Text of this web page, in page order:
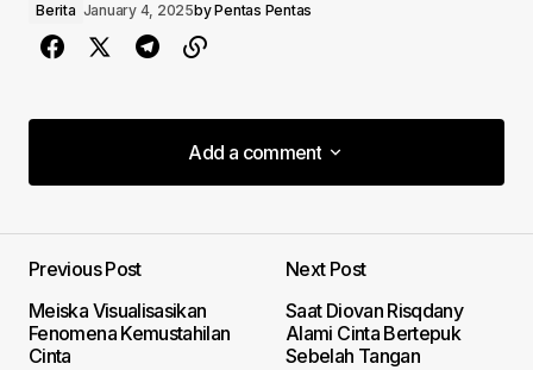
Berita January 4, 2025byPentas Pentas
Add a comment
Add a comment
Required fields are marked*
Previous Post
Meiska Visualisasikan
Fenomena Kemustahilan
Cinta
Next Post
Saat Diovan Risqdany
Alami Cinta Bertepuk
Sebelah Tangan